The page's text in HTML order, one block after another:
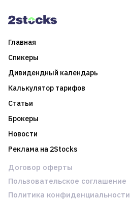
Главная
Спикеры
Дивидендный календарь
Калькулятор тарифов
Статьи
Брокеры
Новости
Реклама на 2Stocks
Договор оферты
Пользовательское соглашение
Политика конфиденциальности